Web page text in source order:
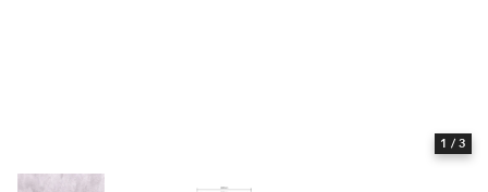
1 / 3